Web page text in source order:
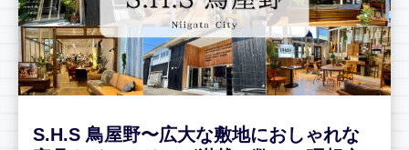
S.H.S 鳥屋野〜広大な敷地におしゃれな